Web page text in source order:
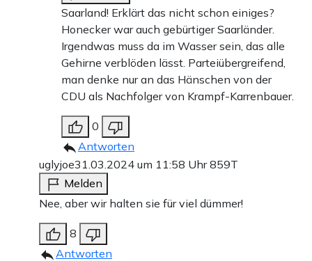
Saarland! Erklärt das nicht schon einiges?
Honecker war auch gebürtiger Saarländer.
Irgendwas muss da im Wasser sein, das alle
Gehirne verblöden lässt. Parteiübergreifend,
man denke nur an das Hänschen von der
CDU als Nachfolger von Krampf-Karrenbauer.
0
Antworten
uglyjoe31.03.2024 um 11:58 Uhr859T
Melden
Nee, aber wir halten sie für viel dümmer!
8
Antworten